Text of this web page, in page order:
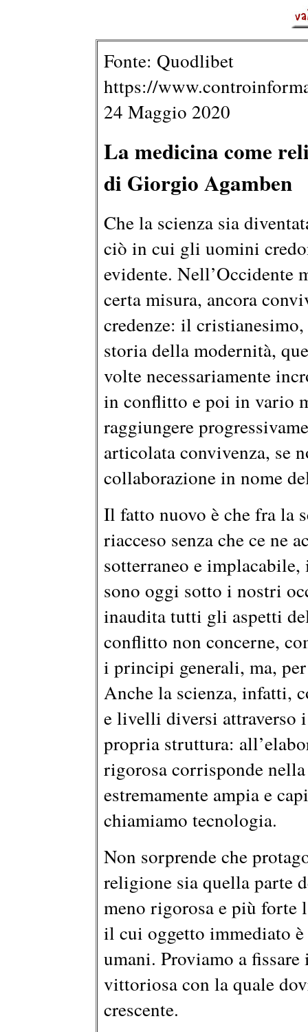
Fonte: Quodlibet
https://
24 Maggio 2020
La medicina come
di Giorgio Agamben
Che la scienza sia
ciò in cui gli uomini
evidente. Nell’Occidente
certa misura, ancora
credenze: il
storia della modernità,
volte necessariamente
in conflitto e poi in vario
raggiungere
articolata convivenza, se
collaborazione in nome
Il fatto nuovo è che fra la
riacceso senza che ce ne
sotterraneo e
sono oggi sotto i nostri
inaudita tutti gli aspetti
conflitto non concerne,
i principi generali, ma,
Anche la scienza, infatti,
e livelli diversi attraverso
propria struttura:
rigorosa corrisponde
estremamente ampia e
chiamiamo tecnologia.
Non sorprende che
religione sia quella parte
meno rigorosa e più forte
il cui oggetto immediato
umani. Proviamo a
vittoriosa con la quale
crescente.